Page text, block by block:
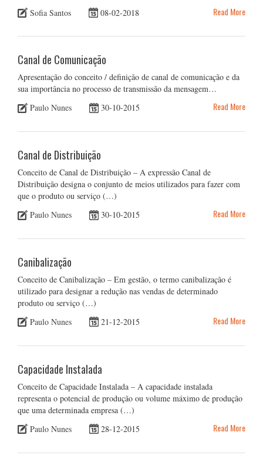
Sofia Santos
08-02-2018 Read More
Canal de Comunicação
Apresentação do conceito / definição de canal de comunicação e da
sua importância no processo de transmissão da mensagem…
Paulo Nunes
30-10-2015 Read More
Canal de Distribuição
Conceito de Canal de Distribuição – A expressão Canal de
Distribuição designa o conjunto de meios utilizados para fazer com
que o produto ou serviço (…)
Paulo Nunes
30-10-2015 Read More
Canibalização
Conceito de Canibalização – Em gestão, o termo canibalização é
utilizado para designar a redução nas vendas de determinado
produto ou serviço (…)
Paulo Nunes
21-12-2015 Read More
Capacidade Instalada
Conceito de Capacidade Instalada – A capacidade instalada
representa o potencial de produção ou volume máximo de produção
que uma determinada empresa (…)
Paulo Nunes
28-12-2015 Read More